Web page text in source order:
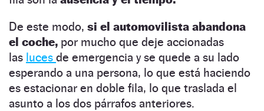
De este modo, si el automovilista abandona
el coche, por mucho que deje accionadas
las luces de emergencia y se quede a su lado
esperando a una persona, lo que está haciendo
es estacionar en doble fila, lo que traslada el
asunto a los dos párrafos anteriores.